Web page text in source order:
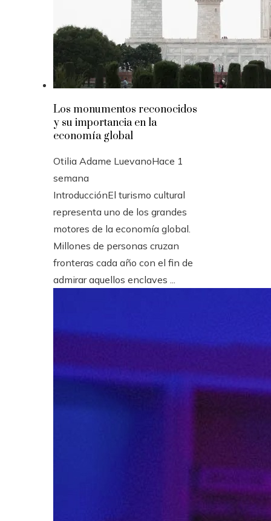
Los monumentos reconocidos
y su importancia en la
economía global
Otilia Adame LuevanoHace 1
semana
IntroducciónEl turismo cultural
representa uno de los grandes
motores de la economía global.
Millones de personas cruzan
fronteras cada año con el fin de
admirar aquellos enclaves ...